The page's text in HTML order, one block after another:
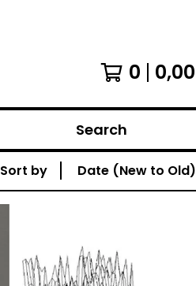
0 0,00
Search
Sort by Date (New to Old)